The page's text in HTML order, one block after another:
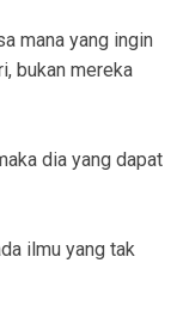
mana yang ingin
bukan mereka
dia yang dapat
ilmu yang tak